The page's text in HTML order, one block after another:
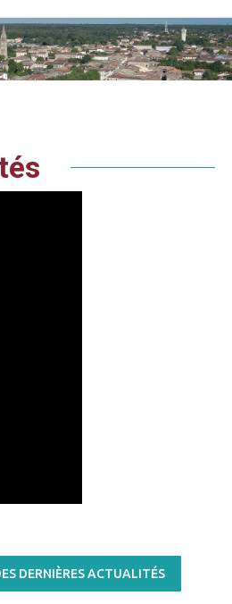
Vous êtes ici :
DERNIÈRES ACTUALITÉS